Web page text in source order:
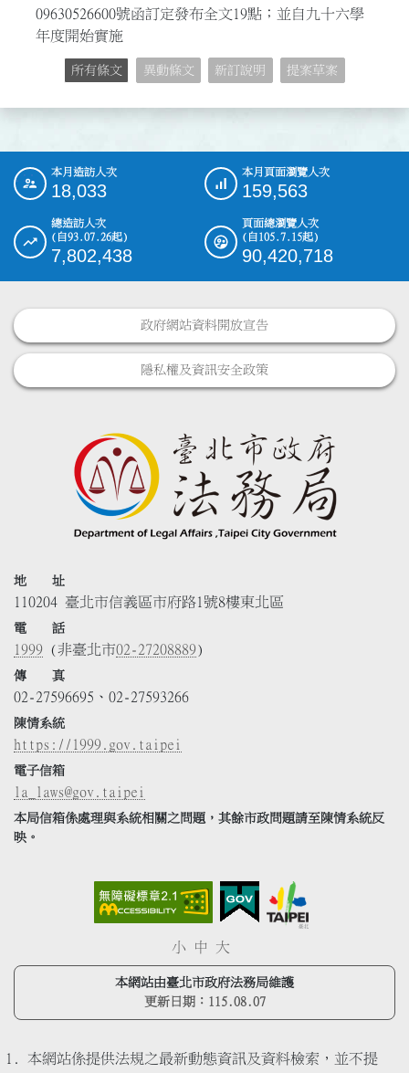
09630526600號函訂定發布全文19點；並自九十六學
年度開始實施
所有條文 異動條文 新訂說明 提案草案
::: 本月造訪人次
18,033
本月頁面瀏覽人次
159,563
總造訪人次
(自93.07.26起)
7,802,438
頁面總瀏覽人次
(自105.7.15起)
90,420,718
政府網站資料開放宣告
隱私權及資訊安全政策
地 址
110204 臺北市信義區市府路1號8樓東北區
電 話
1999 (非臺北市02-27208889)
傳 真
02-27596695、02-27593266
陳情系統
https://1999.gov.taipei
電子信箱
la_laws@gov.taipei
本局信箱係處理與系統相關之問題，其餘市政問題請至陳情系統反
映。
小 中 大
本網站由臺北市政府法務局維護
更新日期： 115.08.07
本網站係提供法規之最新動態資訊及資料檢索，並不提